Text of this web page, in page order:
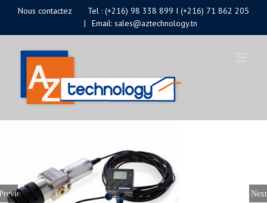
PasserNous contactez Tel : (+216) 98 338 899 I (+216) 71 862 205
|
Email: sales@aztechnology.tn
Next